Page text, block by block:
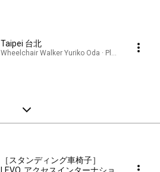
Taipei 台北
Wheelchair Walker Yuriko Oda · Playlist
［スタンディング車椅子］
LEVO, アクセスインターナショ